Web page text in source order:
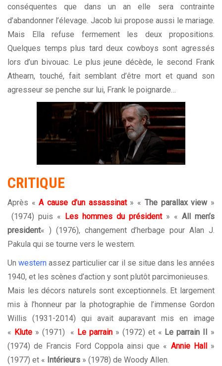
conséquentes que dans un an elle sera contrainte
d’abandonner l’élevage. Jacob lui propose aussi le mariage.
Mais Ella refuse fermement les deux propositions.
Quelques temps plus tard deux cowboys sont agressés
lors d’un bivouac. Le plus jeune décède, le second Frank
Athearn, touché, fait semblant d’être mort et quand son
agresseur se penche sur lui, Frank le poignarde…
CRITIQUE
Après «A cause d’un assassinat» « The parallax view»
(1974) puis «
Les hommes du président» « All men’s
president« ) (1976), changement d’herbage pour Alan J.
Pakula qui se tourne vers le western.
Unwestern assez particulier car il se situe dans les années
1940, et les scènes d’action y sont plutôt parcimonieuses.
Mais les décors naturels sont exceptionnels. Et largement
mis à l’honneur par la photographie de l’immense Gordon
Willis (1931-2014) qui avait auparavant mis en image
« Klute» (1971) « Le parrain » (1972) et « Le parrain II
»
(1974) de Francis Ford Coppola ainsi que « Annie Hall
»
(1977) et « Intérieurs » (1978) de Woody Allen.